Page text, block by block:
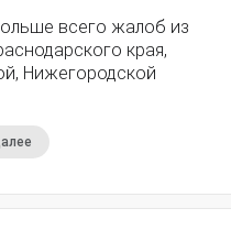
всего жалоб из
края,
Нижегородской